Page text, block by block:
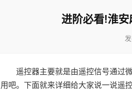
进阶必看!淮
遥控器主要就是由遥控信号通过
用吧。下面就来详细给大家说一说遥